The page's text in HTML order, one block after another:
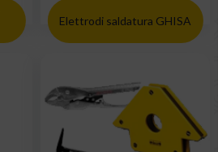
Elettrodi saldatura GHISA